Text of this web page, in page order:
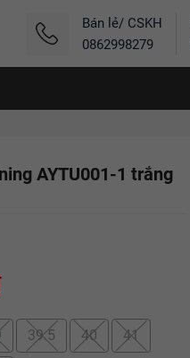
Bán lẻ/ CSKH
0862998279
AYTU001-1 trắng
39.5 40 41